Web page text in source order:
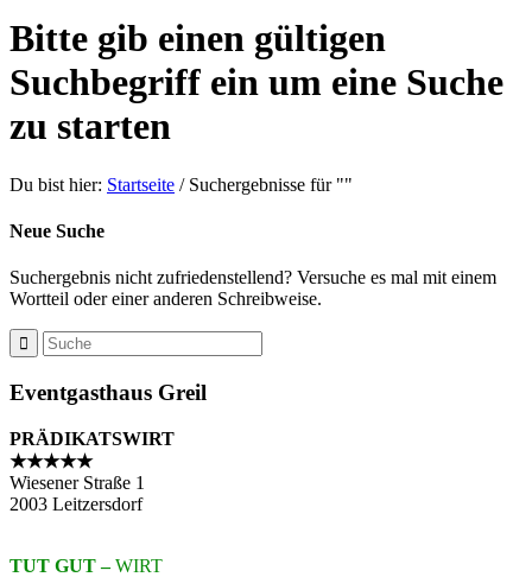
Bitte gib einen gültigen
Suchbegriff ein um eine Suche
zu starten
Du bist hier: Startseite / Suchergebnisse für ""
Neue Suche
Suchergebnis nicht zufriedenstellend? Versuche es mal mit einem
Wortteil oder einer anderen Schreibweise.
Eventgasthaus Greil
PRÄDIKATSWIRT
★★★★★
Wiesener Straße 1
2003 Leitzersdorf
TUT GUT –WIRT